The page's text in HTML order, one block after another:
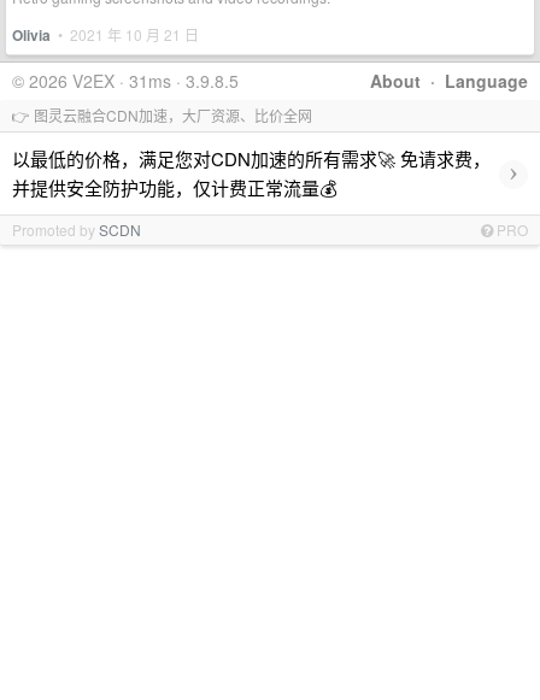
Olivia • 2021 年 10 月 21 日
About · Language
© 2026 V2EX · 31ms · 3.9.8.5
👉 图灵云融合CDN加速，大厂资源、比价全网
以最低的价格，满足您对CDN加速的所有需求🚀 免请求费，
并提供安全防护功能，仅计费正常流量💰
›
Promoted bySCDN PRO